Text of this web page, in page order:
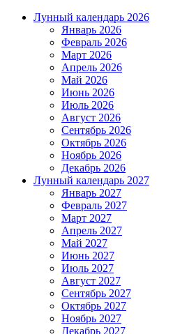
Лунный календарь 2026
Январь 2026
Февраль 2026
Март 2026
Апрель 2026
Май 2026
Июнь 2026
Июль 2026
Август 2026
Сентябрь 2026
Октябрь 2026
Ноябрь 2026
Декабрь 2026
Лунный календарь 2027
Январь 2027
Февраль 2027
Март 2027
Апрель 2027
Май 2027
Июнь 2027
Июль 2027
Август 2027
Сентябрь 2027
Октябрь 2027
Ноябрь 2027
Декабрь 2027